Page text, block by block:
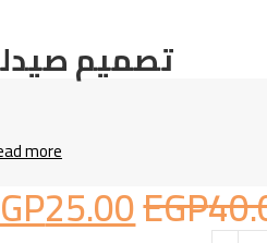
تصميم
more
EGP
25.00